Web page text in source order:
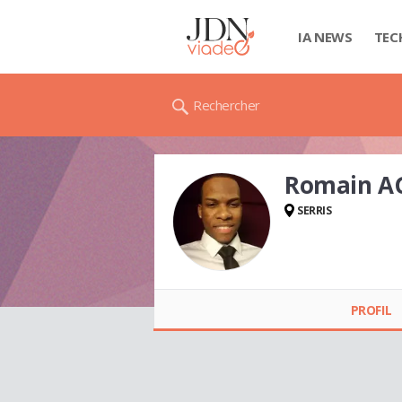
IA NEWS
Rechercher
Romain
SERRIS
PROFIL